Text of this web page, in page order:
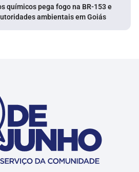
químicos pega fogo na BR-153 e
ambientais em Goiás